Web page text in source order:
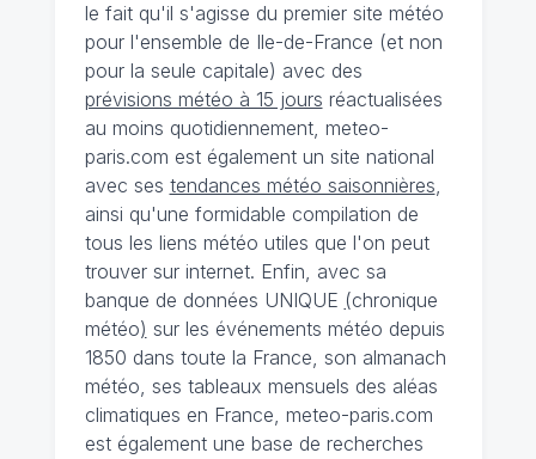
le fait qu'il s'agisse du premier site météo
pour l'ensemble de Ile-de-France (et non
pour la seule capitale) avec des
prévisions météo à 15 jours réactualisées
au moins quotidiennement, meteo-
paris.com est également un site national
avec ses tendances météo saisonnières,
ainsi qu'une formidable compilation de
tous les liens météo utiles que l'on peut
trouver sur internet. Enfin, avec sa
banque de données UNIQUE (chronique
météo) sur les événements météo depuis
1850 dans toute la France, son almanach
météo, ses tableaux mensuels des aléas
climatiques en France, meteo-paris.com
est également une base de recherches